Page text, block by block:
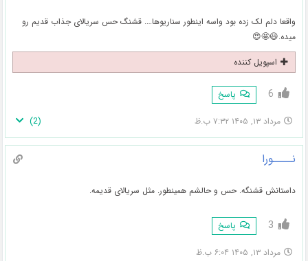
واقعا دلم لک زده بود واسه اینطور سناریوها…. قشنگ حس سریالای جذاب قدیم رو
میده.😃🤩😍
اسپویل کننده
6 پاسخ
مرداد ۱۳, ۱۴۰۵ ۷:۳۲ ب.ظ (
2
)
نــــورا
داستانش قشنگه. حس و حالشم همینطور. مثل سریالای قدیمه.
3 پاسخ
مرداد ۱۳, ۱۴۰۵ ۶:۰۴ ب.ظ